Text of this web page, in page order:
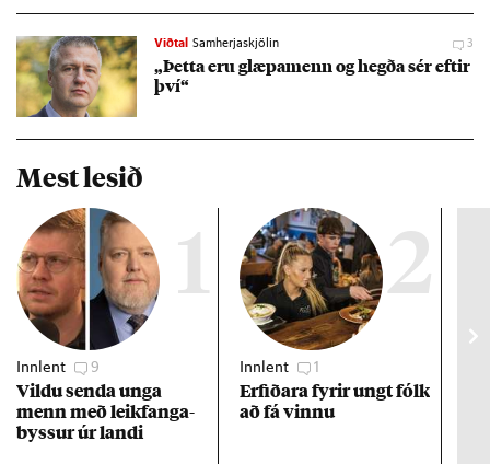
Viðtal Samherjaskjölin 3
„Þetta eru glæpa­menn og hegða sér eft­ir
því“
Mest lesið
1
Innlent 9
Vildu senda unga
menn með leik­fanga­
byss­ur úr landi
2
Innlent 1
Erf­ið­ara fyr­ir ungt fólk
að fá vinnu